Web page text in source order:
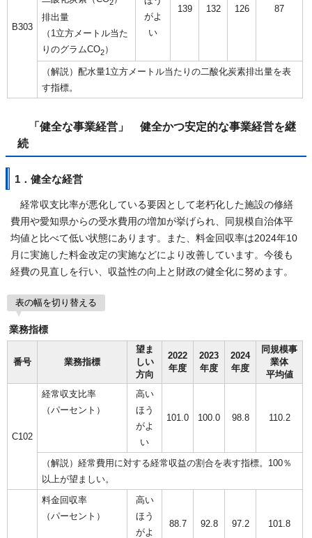
B303
2
排出量
（1立方メートル当た
りのグラムCO2）
がよ
い
139 132 126 87
（解説）配水量1立方メートル当たりの二酸化炭素排出量を表
す指標。
「健全な事業経営」 健全かつ安定的な事業経営を継
続
1．健全な経営
経常収支比率が悪化している要因として老朽化した施設の修繕
費用や愛知県からの受水費用の増加が挙げられ、同規模自治体平
均値と比べて低い状態にあります。また、料金回収率は2024年10
月に実施した料金改定の実施などにより改善しています。今後も
経費の見直しを行い、収益性の向上と財政の健全化に努めます。
表の幅を切り替える
業務指標
番号 業務指標
望ま
しい
方向
2022
年度
2023
年度
2024
年度
同規模事
業体
平均値
C102
経常収支比率
（パーセント）
高い
ほう
がよ
い
101.0 100.0 98.8 110.2
（解説）経常費用に対する経常収益の割合を表す指標。100％
以上が望ましい。
料金回収率
（パーセント）
高い
ほう
がよ
88.7 92.8 97.2 101.8